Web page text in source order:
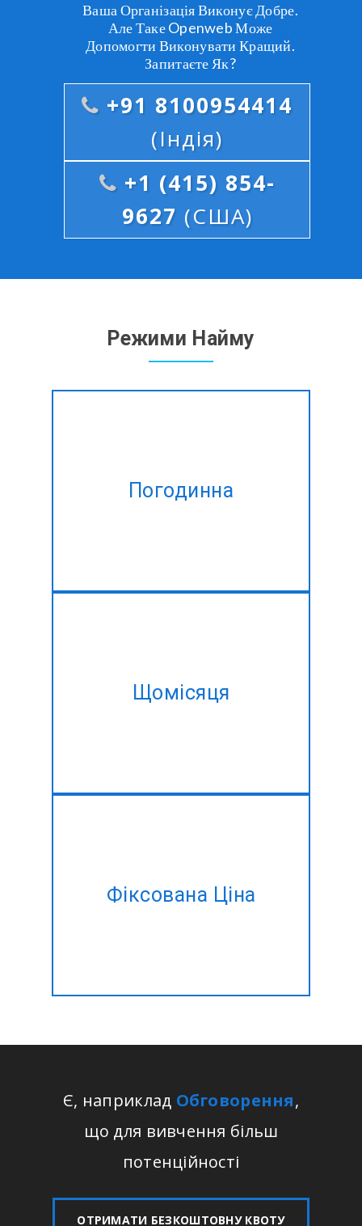
Ваша Організація Виконує Добре.
Але Таке Openweb Може
Допомогти Виконувати Кращий.
Запитаєте Як?
+91 8100954414
(Індія)
+1 (415) 854-
9627 (США)
Режими Найму
Погодинна
розробники на погодинній
Щомісяця
придбати один і той ж # # #
@ @ @ # # розвитку# в
Фіксована Ціна
часу, щоб управляти?
Давайте зробимо це для вас
Є, наприклад Обговорення,
що для вивчення більш
потенційності
ОТРИМАТИ БЕЗКОШТОВНУ КВОТУ